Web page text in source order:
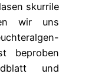
skurrile
wir uns
beproben
und